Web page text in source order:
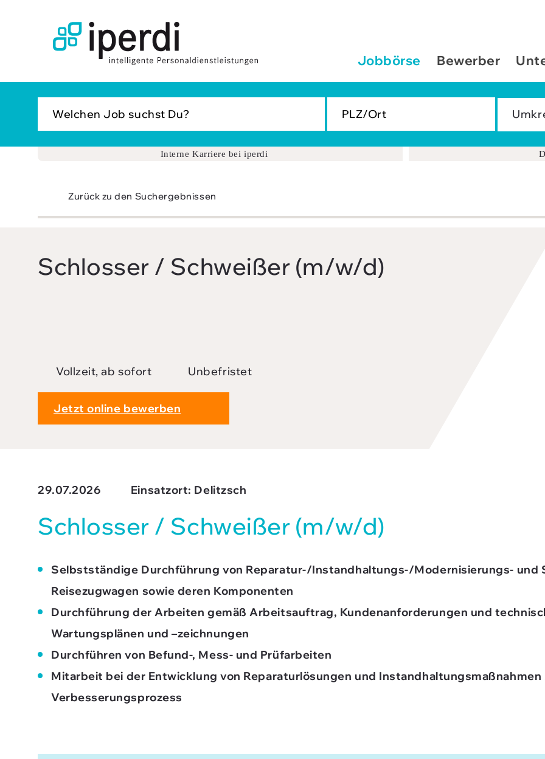
Jobbörse Bewerber
Interne Karriere bei iperdi
Zurück zu den Suchergebnissen
Schlosser / Schweißer (m/w/d)
Vollzeit, ab sofort Unbefristet
Jetzt online bewerben
29.07.2026 Einsatzort: Delitzsch
Schlosser / Schweißer (m/w/d)
Selbstständige Durchführung von Reparatur-/Instandhaltungs-/Modernisierungs- und
Reisezugwagen sowie deren Komponenten
Durchführung der Arbeiten gemäß Arbeitsauftrag, Kundenanforderungen und
Wartungsplänen und –zeichnungen
Durchführen von Befund-, Mess- und Prüfarbeiten
Mitarbeit bei der Entwicklung von Reparaturlösungen und Instandhaltungsmaßnahmen
Verbesserungsprozess
Bewerber
Impressum
Datenschutz
AGB